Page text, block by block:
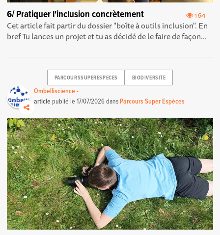
164
6/ Pratiquer l'inclusion concrètement
Cet article fait partir du dossier "boîte à outils inclusion". En
bref Tu lances un projet et tu as décidé de le faire de façon...
PARCOURSSUPERESPECES BIODIVERSITE
Ombelliscience -
article publié le17/07/2026dans Parcours Super Espèces